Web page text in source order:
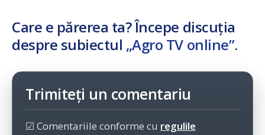
Care e părerea ta? Începe discuția
despre subiectul „Agro TV online”.
Trimiteți un comentariu
☑ Comentariile conforme cu regulile